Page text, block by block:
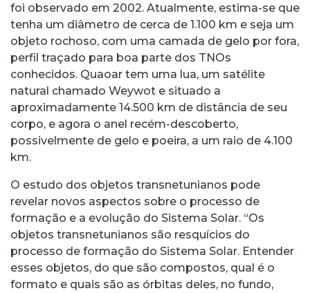
foi observado em 2002. Atualmente, estima-se que
tenha um diâmetro de cerca de 1.100 km e seja um
objeto rochoso, com uma camada de gelo por fora,
perfil traçado para boa parte dos TNOs
conhecidos. Quaoar tem uma lua, um satélite
natural chamado Weywot e situado a
aproximadamente 14.500 km de distância de seu
corpo, e agora o anel recém-descoberto,
possivelmente de gelo e poeira, a um raio de 4.100
km.
O estudo dos objetos transnetunianos pode
revelar novos aspectos sobre o processo de
formação e a evolução do Sistema Solar. “Os
objetos transnetunianos são resquícios do
processo de formação do Sistema Solar. Entender
esses objetos, do que são compostos, qual é o
formato e quais são as órbitas deles, no fundo,